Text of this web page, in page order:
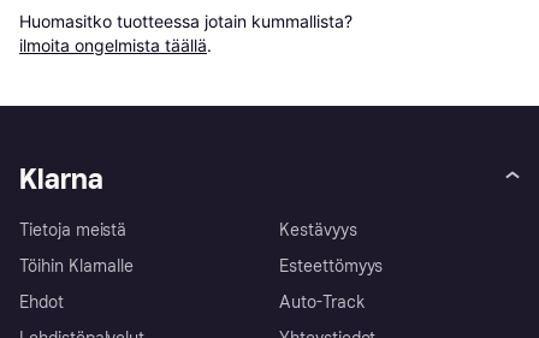
Huomasitko tuotteessa jotain kummallista?
ilmoita ongelmista täällä.
Klarna
Tietoja meistä
Töihin Klarnalle
Ehdot
Kestävyys
Esteettömyys
Auto-Track